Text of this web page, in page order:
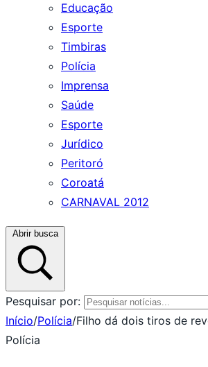
Educação
Esporte
Timbiras
Polícia
Imprensa
Saúde
Esporte
Jurídico
Peritoró
Coroatá
CARNAVAL 2012
Abrir busca
Pesquisar por:
Início/Polícia/Filho dá dois tiros de
Polícia